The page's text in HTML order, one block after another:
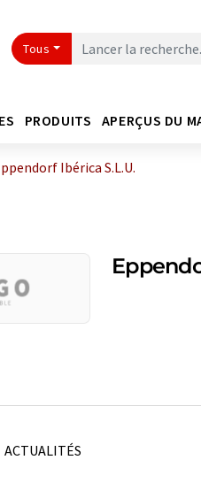
Tous
PRODUITS APERÇUS DU
Ibérica S.L.U.
ACTUALITÉS